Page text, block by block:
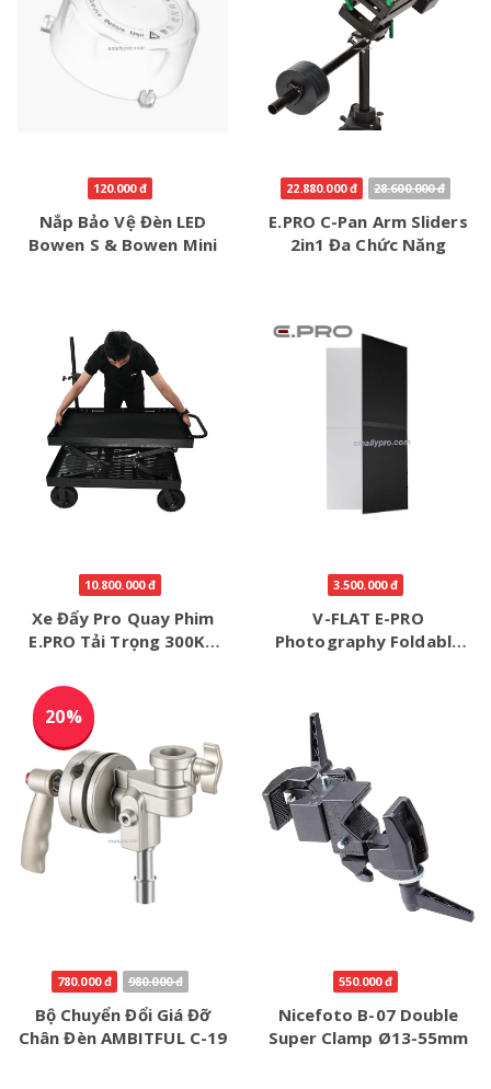
120.000 đ
Nắp Bảo Vệ Đèn LED
Bowen S & Bowen Mini
22.880.000 đ 28.600.000 đ
E.PRO C-Pan Arm Sliders
2in1 Đa Chức Năng
10.800.000 đ
Xe Đẩy Pro Quay Phim
E.PRO Tải Trọng 300Kg
3.500.000 đ
V-FLAT E-PRO
Photography Foldable
20%
780.000 đ 980.000 đ
Bộ Chuyển Đổi Giá Đỡ
Chân Đèn AMBITFUL C-19
550.000 đ
Nicefoto B-07 Double
Super Clamp Ø13-55mm